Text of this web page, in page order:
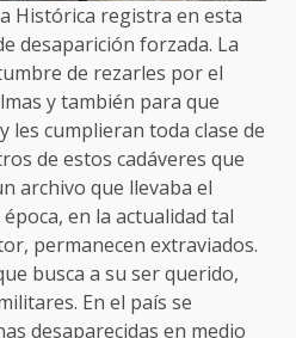
Histórica registra en esta
desaparición forzada. La
de rezarles por el
y también para que
les cumplieran toda clase de
de estos cadáveres que
archivo que llevaba el
en la actualidad tal
permanecen extraviados.
busca a su ser querido,
En el país se
desaparecidas en medio